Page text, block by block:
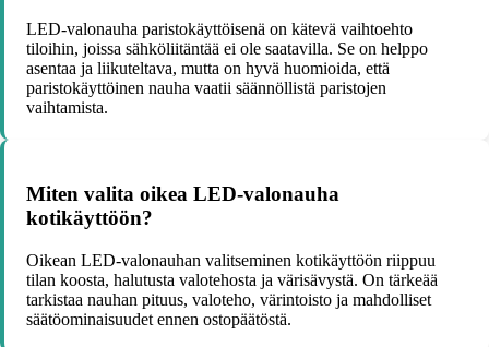
LED-valonauha paristokäyttöisenä on kätevä vaihtoehto
tiloihin, joissa sähköliitäntää ei ole saatavilla. Se on helppo
asentaa ja liikuteltava, mutta on hyvä huomioida, että
paristokäyttöinen nauha vaatii säännöllistä paristojen
vaihtamista.
Miten valita oikea LED-valonauha
kotikäyttöön?
Oikean LED-valonauhan valitseminen kotikäyttöön riippuu
tilan koosta, halutusta valotehosta ja värisävystä. On tärkeää
tarkistaa nauhan pituus, valoteho, värintoisto ja mahdolliset
säätöominaisuudet ennen ostopäätöstä.